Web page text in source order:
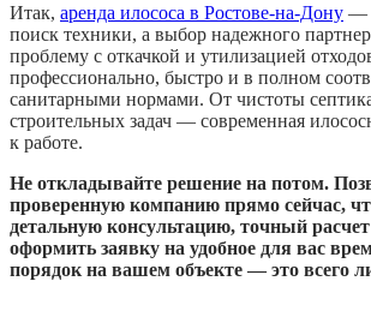
Итак, аренда илососа в Ростове-на-Дону —
поиск техники, а выбор надежного
проблему с откачкой и утилизацией
профессионально, быстро и в полном
санитарными нормами. От чистоты
строительных задач — современная
к работе.
Не откладывайте решение на потом.
проверенную компанию прямо сейчас,
детальную консультацию, точный
оформить заявку на удобное для вас
порядок на вашем объекте — это всего